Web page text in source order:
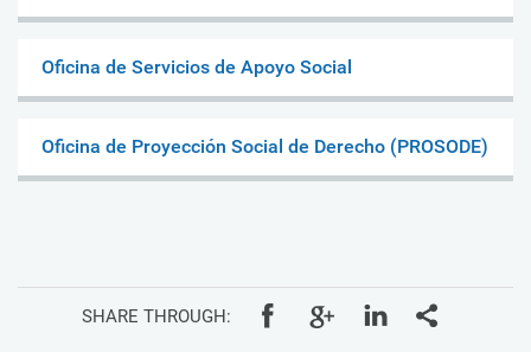
Oficina de Servicios de Apoyo Social
Oficina de Proyección Social de Derecho (PROSODE)
SHARE THROUGH: